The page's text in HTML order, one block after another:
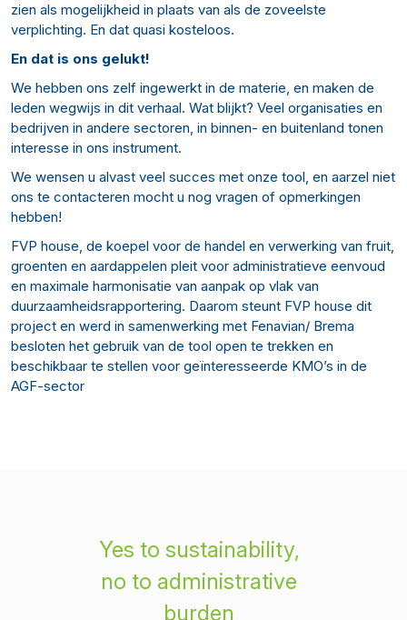
zien als mogelijkheid in plaats van als de zoveelste
verplichting. En dat quasi kosteloos.
En dat is ons gelukt!
We hebben ons zelf ingewerkt in de materie, en maken de
leden wegwijs in dit verhaal. Wat blijkt? Veel organisaties en
bedrijven in andere sectoren, in binnen- en buitenland tonen
interesse in ons instrument.
We wensen u alvast veel succes met onze tool, en aarzel niet
ons te contacteren mocht u nog vragen of opmerkingen
hebben!
FVP house, de koepel voor de handel en verwerking van fruit,
groenten en aardappelen pleit voor administratieve eenvoud
en maximale harmonisatie van aanpak op vlak van
duurzaamheidsrapportering. Daarom steunt FVP house dit
project en werd in samenwerking met Fenavian/ Brema
besloten het gebruik van de tool open te trekken en
beschikbaar te stellen voor geïnteresseerde KMO’s in de
AGF-sector
Yes to sustainability,
no to administrative
burden